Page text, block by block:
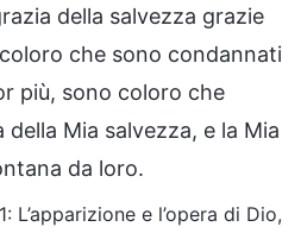
della salvezza grazie
che sono condannati
più, sono coloro che
Mia salvezza, e la Mia
da loro.
L’apparizione e l’opera di Dio,